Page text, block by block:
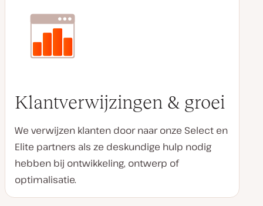
Klantverwijzingen & groei
We verwijzen klanten door naar onze Select en
Elite partners als ze deskundige hulp nodig
hebben bij ontwikkeling, ontwerp of
optimalisatie.